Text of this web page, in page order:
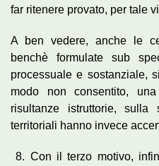
far ritenere provato, per tale
A ben vedere, anche le
benchè formulate sub
processuale e sostanziale,
modo non consentito,
risultanze istruttorie,
territoriali hanno invece
8. Con il terzo motivo,